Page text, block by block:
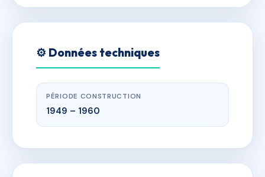
⚙️ Données techniques
PÉRIODE CONSTRUCTION
1949 – 1960